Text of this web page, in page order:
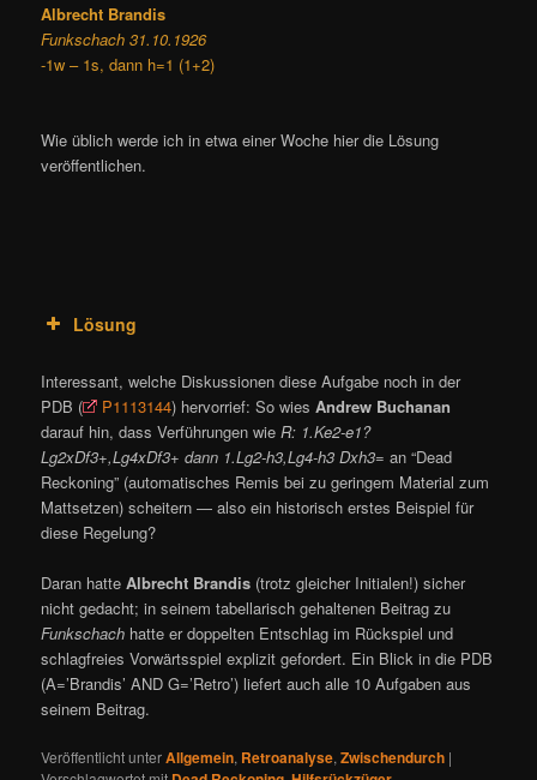
Albrecht Brandis
Funkschach 31.10.1926
-1w – 1s, dann h=1 (1+2)
Wie üblich werde ich in etwa einer Woche hier die Lösung
veröffentlichen.
Lösung
Interessant, welche Diskussionen diese Aufgabe noch in der
PDB (
P1113144) hervorrief: So wiesAndrew Buchanan
darauf hin, dass Verführungen wieR: 1.Ke2-e1?
Lg2xDf3+,Lg4xDf3+ dann 1.Lg2-h3,Lg4-h3 Dxh3= an “Dead
Reckoning” (automatisches Remis bei zu geringem Material zum
Mattsetzen) scheitern — also ein historisch erstes Beispiel für
diese Regelung?
Daran hatteAlbrecht Brandis (trotz gleicher Initialen!) sicher
nicht gedacht; in seinem tabellarisch gehaltenen Beitrag zu
Funkschach hatte er doppelten Entschlag im Rückspiel und
schlagfreies Vorwärtsspiel explizit gefordert. Ein Blick in die PDB
(A=’Brandis’ AND G=’Retro’) liefert auch alle 10 Aufgaben aus
seinem Beitrag.
Veröffentlicht unterAllgemein, Retroanalyse,Zwischendurch |